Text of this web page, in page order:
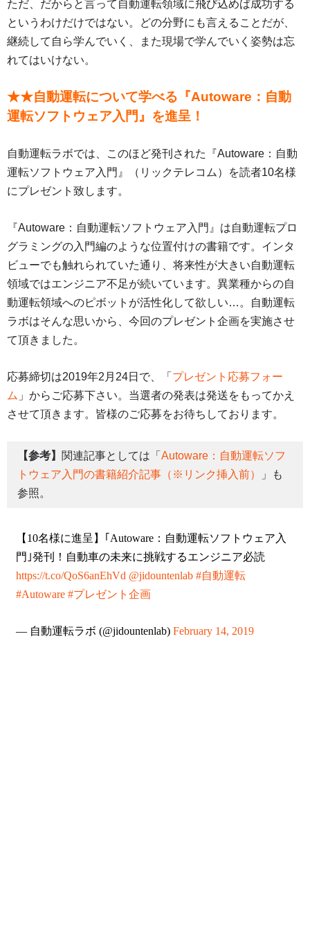
ただ、だからと言って自動運転領域に飛び込めば成功する
というわけだけではない。どの分野にも言えることだが、
継続して自ら学んでいく、また現場で学んでいく姿勢は忘
れてはいけない。
★★自動運転について学べる『Autoware：自動
運転ソフトウェア入門』を進呈！
自動運転ラボでは、このほど発刊された『Autoware：自動
運転ソフトウェア入門』（リックテレコム）を読者10名様
にプレゼント致します。
『Autoware：自動運転ソフトウェア入門』は自動運転プロ
グラミングの入門編のような位置付けの書籍です。インタ
ビューでも触れられていた通り、将来性が大きい自動運転
領域ではエンジニア不足が続いています。異業種からの自
動運転領域へのピボットが活性化して欲しい…。自動運転
ラボはそんな思いから、今回のプレゼント企画を実施させ
て頂きました。
応募締切は2019年2月24日で、「 プレゼント応募フォー
ム 」からご応募下さい。当選者の発表は発送をもってかえ
させて頂きます。皆様のご応募をお待ちしております。
【参考】 関連記事としては「 Autoware：自動運転ソフ
トウェア入門の書籍紹介記事（※リンク挿入前）
」も
参照。
【10名様に進呈】｢Autoware：自動運転ソフトウェア入
門｣発刊！自動車の未来に挑戦するエンジニア必読
https://t.co/QoS6anEhVd @jidountenlab #自動運転
#Autoware #プレゼント企画
— 自動運転ラボ (@jidountenlab) February 14, 2019